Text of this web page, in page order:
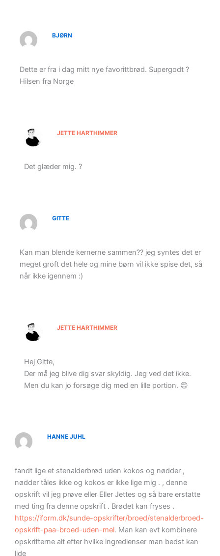
BJØRN
Dette er fra i dag mitt nye favorittbrød. Supergodt ?
Hilsen fra Norge
JETTE HARTHIMMER
Det glæder mig. ?
GITTE
Kan man blende kernerne sammen?? jeg syntes det er
meget groft det hele og mine børn vil ikke spise det, så
når ikke igennem :)
JETTE HARTHIMMER
Hej Gitte,
Der må jeg blive dig svar skyldig. Jeg ved det ikke.
Men du kan jo forsøge dig med en lille portion. 😊
HANNE JUHL
fandt lige et stenalderbrød uden kokos og nødder ,
nødder tåles ikke og kokos er ikke lige mig . , denne
opskrift vil jeg prøve eller Eller Jettes og så bare erstatte
med ting fra denne opskrift . Brødet kan fryses .
https://iform.dk/sunde-opskrifter/broed/stenalderbroed-
opskrift-paa-broed-uden-mel. Man kan evt kombinere
opskrifterne alt efter hvilke ingredienser man bedst kan
lide